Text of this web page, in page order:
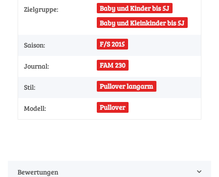
Zielgruppe:
Baby und Kinder bis 5J
Baby und Kleinkinder bis 5J
Saison: F/S 2015
Journal: FAM 230
Stil: Pullover langarm
Modell: Pullover
Bewertungen